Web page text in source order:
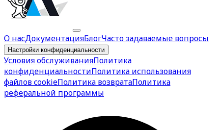
О насДокументацияБлогЧасто задаваемые вопросы
Настройки конфиденциальности
Условия обслуживанияПолитика
конфиденциальностиПолитика использования
файлов cookieПолитика возвратаПолитика
реферальной программы